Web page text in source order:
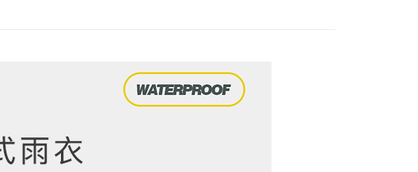
※ 交易是否成功請以「AFTEE先享後付 」之結帳頁面顯示為準，若有關於
是否繳費成功／繳費後需取消欲退款等相關疑問，請聯繫「AFTEE先享後
https://netprotections.freshdesk.com/support/home
【注意事項】
１．透過由恩沛科技股份有限公司提供之「AFTEE先享後付」服務完成之
交易，需依本服務之必要範圍內提供個人資料，並將交易相關給付款項請
每筆NT$100，滿NT$499(含以上)免運費
每筆NT$150，滿NT$2,000(含以上)免運費